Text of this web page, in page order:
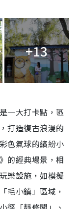
+13
一大打卡點，區
打造復古浪漫的
色氣球的繽紛小
的經典場景，相
樂設施，如模擬
毛小鎮」區域，